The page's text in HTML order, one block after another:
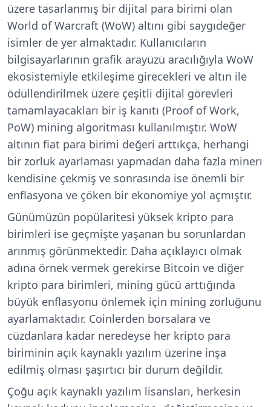
üzere tasarlanmış bir dijital para birimi olan
World of Warcraft (WoW) altını gibi saygıdeğer
isimler de yer almaktadır. Kullanıcıların
bilgisayarlarının grafik arayüzü aracılığıyla WoW
ekosistemiyle etkileşime girecekleri ve altın ile
ödüllendirilmek üzere çeşitli dijital görevleri
tamamlayacakları bir iş kanıtı (Proof of Work,
PoW) mining algoritması kullanılmıştır. WoW
altının fiat para birimi değeri arttıkça, herhangi
bir zorluk ayarlaması yapmadan daha fazla minerı
kendisine çekmiş ve sonrasında ise önemli bir
enflasyona ve çöken bir ekonomiye yol açmıştır.
Günümüzün popülaritesi yüksek kripto para
birimleri ise geçmişte yaşanan bu sorunlardan
arınmış görünmektedir. Daha açıklayıcı olmak
adına örnek vermek gerekirse Bitcoin ve diğer
kripto para birimleri, mining gücü arttığında
büyük enflasyonu önlemek için mining zorluğunu
ayarlamaktadır. Coinlerden borsalara ve
cüzdanlara kadar neredeyse her kripto para
biriminin açık kaynaklı yazılım üzerine inşa
edilmiş olması şaşırtıcı bir durum değildir.
Çoğu açık kaynaklı yazılım lisansları, herkesin